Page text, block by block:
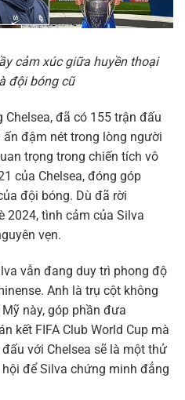
cảm xúc giữa huyền thoại
đội bóng cũ
đã có 155 trận đấu
đậm nét trong lòng người
trọng trong chiến tích vô
của Chelsea, đóng góp
đội bóng. Dù đã rời
2024, tình cảm của Silva
vẹn.
vẫn đang duy trì phong độ
Anh là trụ cột không
này, góp phần đưa
kết FIFA Club World Cup mà
với Chelsea sẽ là một thử
để Silva chứng minh đẳng